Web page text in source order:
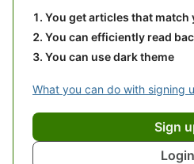
You get articles that match
You can efficiently read
You can use dark theme
What you can do with signing
Sign
Login